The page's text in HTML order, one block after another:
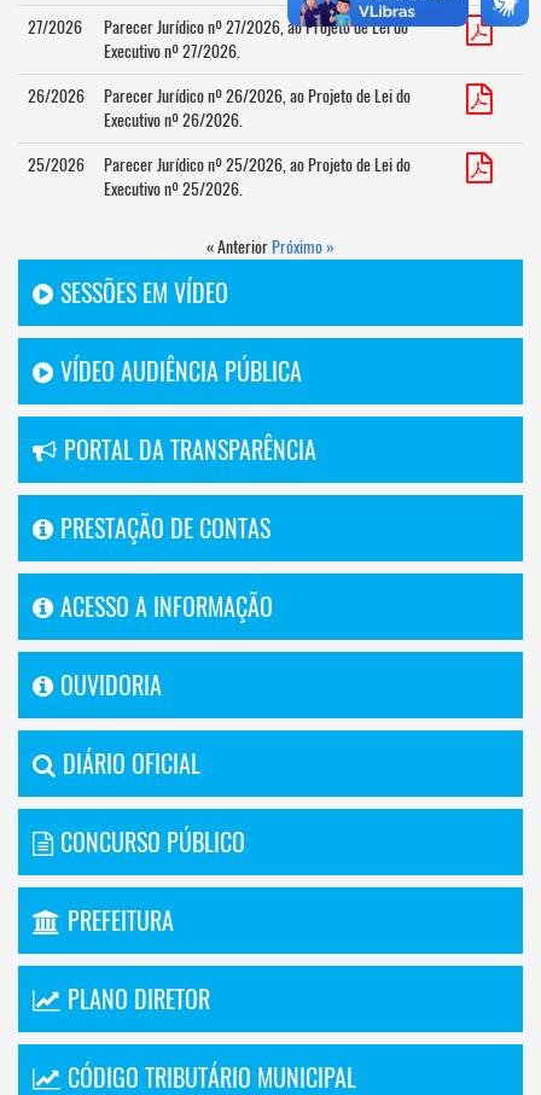
27/2026
Parecer Jurídico nº 27/2026, ao Projeto de Lei do
Executivo nº 27/2026.
26/2026
Parecer Jurídico nº 26/2026, ao Projeto de Lei do
Executivo nº 26/2026.
25/2026
Parecer Jurídico nº 25/2026, ao Projeto de Lei do
Executivo nº 25/2026.
« Anterior Próximo »
SESSÕES EM VÍDEO
VÍDEO AUDIÊNCIA PÚBLICA
PORTAL DA TRANSPARÊNCIA
PRESTAÇÃO DE CONTAS
ACESSO A INFORMAÇÃO
OUVIDORIA
DIÁRIO OFICIAL
CONCURSO PÚBLICO
PREFEITURA
PLANO DIRETOR
CÓDIGO TRIBUTÁRIO MUNICIPAL